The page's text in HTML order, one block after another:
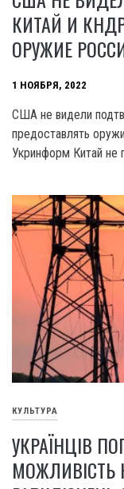
КИТАЙ И
ОРУЖИЕ
1 НОЯБРЯ, 2022
США не видели
предоставлять
Укринформ Китай не
КУЛЬТУРА
УКРАЇНЦІВ